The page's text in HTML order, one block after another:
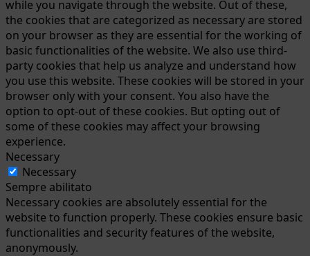
while you navigate through the website. Out of these,
the cookies that are categorized as necessary are stored
on your browser as they are essential for the working of
basic functionalities of the website. We also use third-
party cookies that help us analyze and understand how
you use this website. These cookies will be stored in your
browser only with your consent. You also have the
option to opt-out of these cookies. But opting out of
some of these cookies may affect your browsing
experience.
Necessary
Necessary
Sempre abilitato
Necessary cookies are absolutely essential for the
website to function properly. These cookies ensure basic
functionalities and security features of the website,
anonymously.